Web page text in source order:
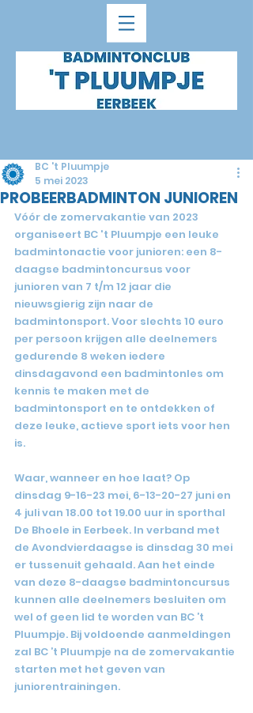
PROBEERBADMINTON JUNIOREN
BC 't Pluumpje
5 mei 2023
Vóór de zomervakantie van 2023
organiseert BC 't Pluumpje een leuke
badmintonactie voor junioren: een 8-
daagse badmintoncursus voor
junioren van 7 t/m 12 jaar die
nieuwsgierig zijn naar de
badmintonsport. Voor slechts 10 euro
per persoon krijgen alle deelnemers
gedurende 8 weken iedere
dinsdagavond een badmintonles om
kennis te maken met de
badmintonsport en te ontdekken of
deze leuke, actieve sport iets voor hen
is.
Waar, wanneer en hoe laat? Op
dinsdag 9-16-23 mei, 6-13-20-27 juni en
4 juli van 18.00 tot 19.00 uur in sporthal
De Bhoele in Eerbeek. In verband met
de Avondvierdaagse is dinsdag 30 mei
er tussenuit gehaald. Aan het einde
van deze 8-daagse badmintoncursus
kunnen alle deelnemers besluiten om
wel of geen lid te worden van BC ’t
Pluumpje. Bij voldoende aanmeldingen
zal BC ’t Pluumpje na de zomervakantie
starten met het geven van
juniorentrainingen.